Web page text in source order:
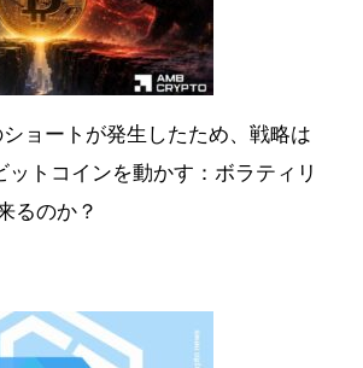
ョートが発生したため、戦略は
トコインを動かす：ボラティリ
るのか？